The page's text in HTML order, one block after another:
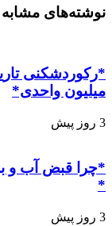
نوشته‌های مشابه
میلیون واحدی*
3 روز پیش
*
3 روز پیش